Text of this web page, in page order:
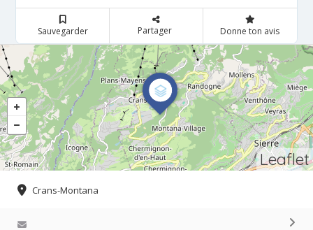
Sauvegarder Partager Donne ton avis
Leaflet
Crans-Montana